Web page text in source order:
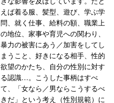
えば着る服、髪型、遊び、学ぶ学
問、就く仕事、給料の額、職業上
の地位、家事や育児への関わり、
暴力の被害にあう／加害をしてし
まうこと、好きになる相手、性的
欲望のかたち、自分の性別に対す
る認識…。こうした事柄はすべ
て、「女なら／男ならこうするべ
きだ」という考え（性別規範）に